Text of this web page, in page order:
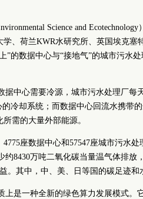
Science and
、荷兰KWR水研究所、英国埃克塞
的数据中心与“接地气”的城市污水处
据中心需要冷源，城市污水处理厂每
冷却系统；而数据中心回流水携带
需的大量外部能源。
座数据中心和57547座城市污水
约8430万吨二氧化碳当量温气体排放
。其中，中、美、日等国的碳足迹和
上是一种全新的绿色算力发展模式。